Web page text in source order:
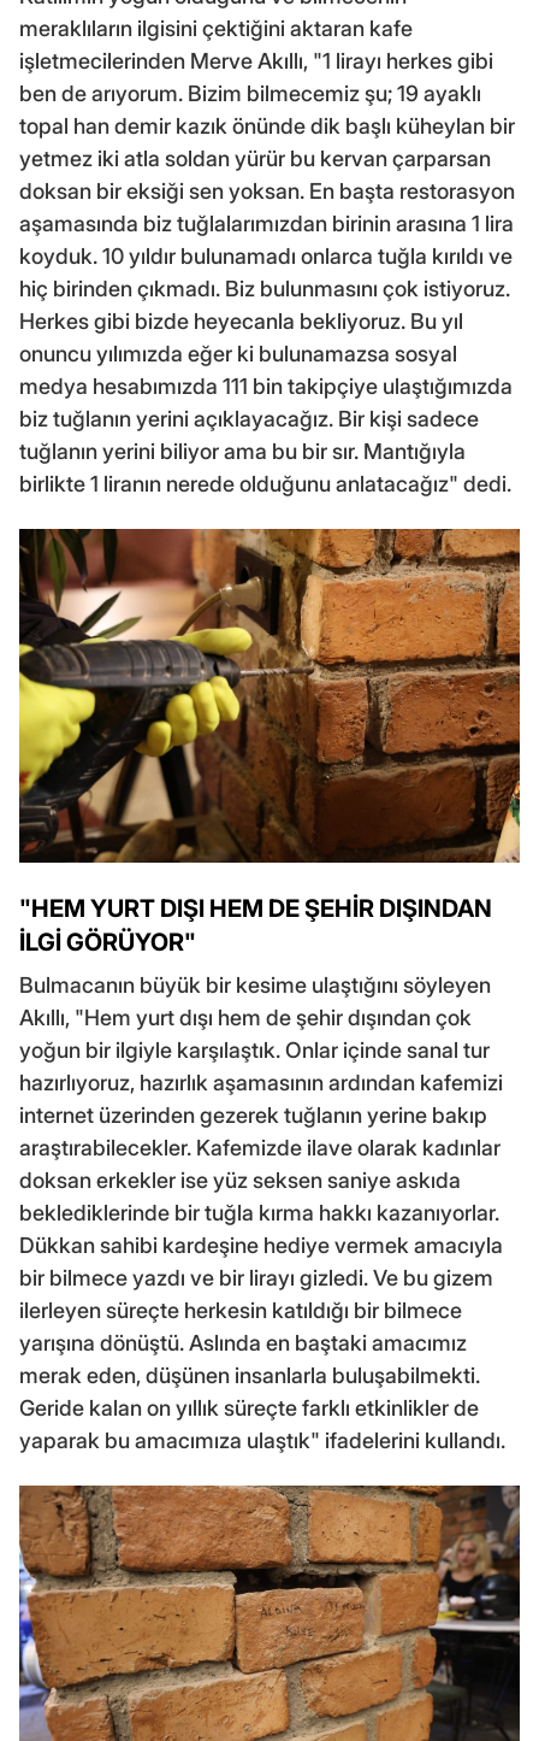
meraklıların ilgisini çektiğini aktaran kafe
işletmecilerinden Merve Akıllı, "1 lirayı herkes gibi
ben de arıyorum. Bizim bilmecemiz şu; 19 ayaklı
topal han demir kazık önünde dik başlı küheylan bir
yetmez iki atla soldan yürür bu kervan çarparsan
doksan bir eksiği sen yoksan. En başta restorasyon
aşamasında biz tuğlalarımızdan birinin arasına 1 lira
koyduk. 10 yıldır bulunamadı onlarca tuğla kırıldı ve
hiç birinden çıkmadı. Biz bulunmasını çok istiyoruz.
Herkes gibi bizde heyecanla bekliyoruz. Bu yıl
onuncu yılımızda eğer ki bulunamazsa sosyal
medya hesabımızda 111 bin takipçiye ulaştığımızda
biz tuğlanın yerini açıklayacağız. Bir kişi sadece
tuğlanın yerini biliyor ama bu bir sır. Mantığıyla
birlikte 1 liranın nerede olduğunu anlatacağız" dedi.
"HEM YURT DIŞI HEM DE ŞEHİR DIŞINDAN
İLGİ GÖRÜYOR"
Bulmacanın büyük bir kesime ulaştığını söyleyen
Akıllı, "Hem yurt dışı hem de şehir dışından çok
yoğun bir ilgiyle karşılaştık. Onlar içinde sanal tur
hazırlıyoruz, hazırlık aşamasının ardından kafemizi
internet üzerinden gezerek tuğlanın yerine bakıp
araştırabilecekler. Kafemizde ilave olarak kadınlar
doksan erkekler ise yüz seksen saniye askıda
beklediklerinde bir tuğla kırma hakkı kazanıyorlar.
Dükkan sahibi kardeşine hediye vermek amacıyla
bir bilmece yazdı ve bir lirayı gizledi. Ve bu gizem
ilerleyen süreçte herkesin katıldığı bir bilmece
yarışına dönüştü. Aslında en baştaki amacımız
merak eden, düşünen insanlarla buluşabilmekti.
Geride kalan on yıllık süreçte farklı etkinlikler de
yaparak bu amacımıza ulaştık" ifadelerini kullandı.